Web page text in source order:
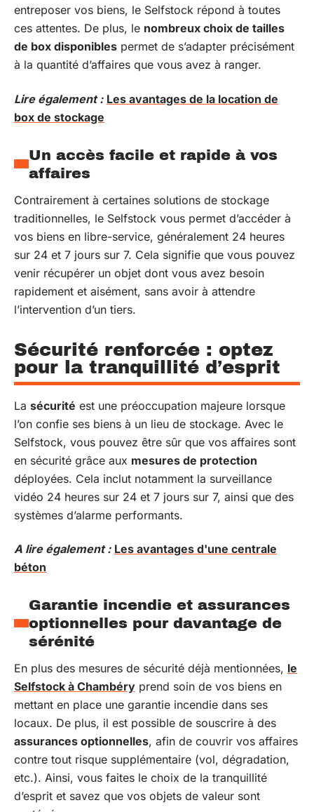
entreposer vos biens, le Selfstock répond à toutes
ces attentes. De plus, le nombreux choix de tailles
de box disponibles permet de s’adapter précisément
à la quantité d’affaires que vous avez à ranger.
Lire également : Les avantages de la location de
box de stockage
Un accès facile et rapide à vos
affaires
Contrairement à certaines solutions de stockage
traditionnelles, le Selfstock vous permet d’accéder à
vos biens en libre-service, généralement 24 heures
sur 24 et 7 jours sur 7. Cela signifie que vous pouvez
venir récupérer un objet dont vous avez besoin
rapidement et aisément, sans avoir à attendre
l’intervention d’un tiers.
Sécurité renforcée : optez
pour la tranquillité d’esprit
La sécurité est une préoccupation majeure lorsque
l’on confie ses biens à un lieu de stockage. Avec le
Selfstock, vous pouvez être sûr que vos affaires sont
en sécurité grâce aux mesures de protection
déployées. Cela inclut notamment la surveillance
vidéo 24 heures sur 24 et 7 jours sur 7, ainsi que des
systèmes d’alarme performants.
A lire également : Les avantages d'une centrale
béton
Garantie incendie et assurances
optionnelles pour davantage de
sérénité
En plus des mesures de sécurité déjà mentionnées, le
Selfstock à Chambéry prend soin de vos biens en
mettant en place une garantie incendie dans ses
locaux. De plus, il est possible de souscrire à des
assurances optionnelles, afin de couvrir vos affaires
contre tout risque supplémentaire (vol, dégradation,
etc.). Ainsi, vous faites le choix de la tranquillité
d’esprit et savez que vos objets de valeur sont